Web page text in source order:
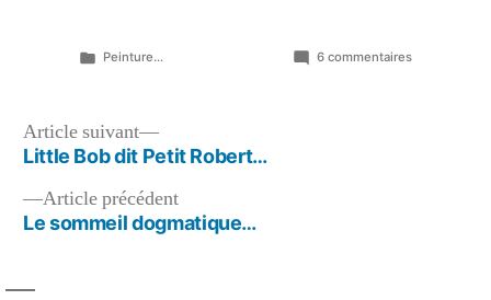
Publié
Peinture... 6 commentairessur
Navigation
de
l’article
Article précédentArticle
précédent :
Le sommeil dogmatique…
Article suivant
Article
suivant :
Little Bob dit Petit Robert…